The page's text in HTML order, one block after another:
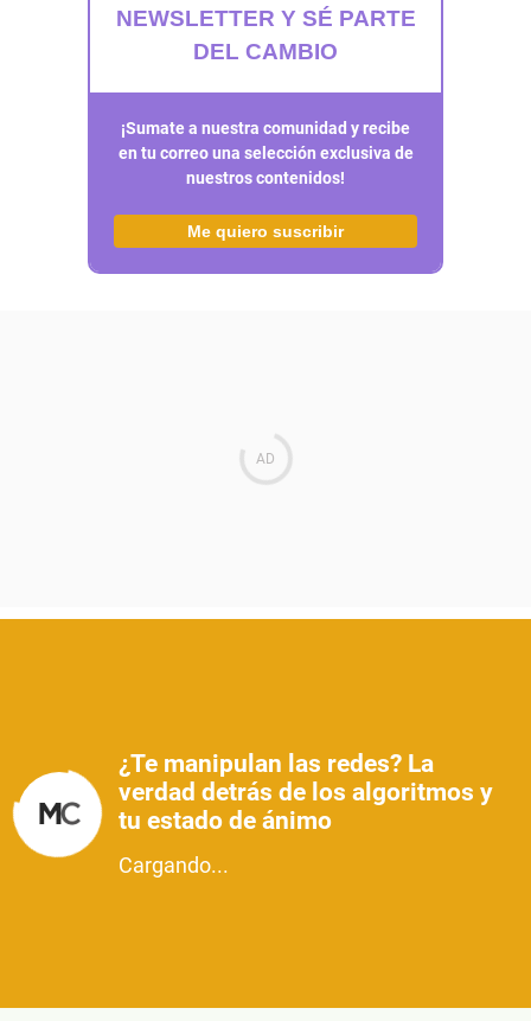
NEWSLETTER Y SÉ PARTE
DEL CAMBIO
¡Sumate a nuestra comunidad y recibe
en tu correo una selección exclusiva de
nuestros contenidos!
Me quiero suscribir
¿Te manipulan las redes? La
verdad detrás de los algoritmos y
tu estado de ánimo
Cargando...